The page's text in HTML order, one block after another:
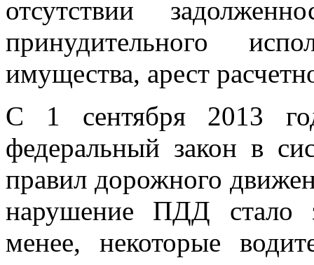
отсутствии
принудительного
имущества, арест
С 1 сентября 2013
федеральный закон в
правил дорожного
нарушение ПДД стало
менее, некоторые